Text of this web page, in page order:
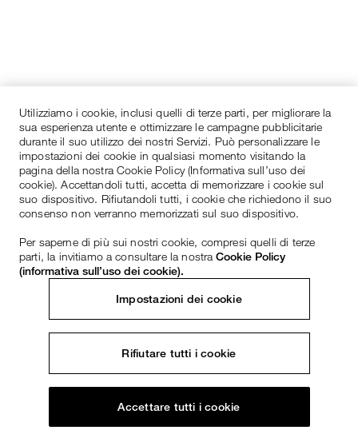
Utilizziamo i cookie, inclusi quelli di terze parti, per migliorare la
sua esperienza utente e ottimizzare le campagne pubblicitarie
durante il suo utilizzo dei nostri Servizi. Può personalizzare le
impostazioni dei cookie in qualsiasi momento visitando la
pagina della nostra Cookie Policy (Informativa sull’uso dei
cookie). Accettandoli tutti, accetta di memorizzare i cookie sul
suo dispositivo. Rifiutandoli tutti, i cookie che richiedono il suo
consenso non verranno memorizzati sul suo dispositivo.
Per saperne di più sui nostri cookie, compresi quelli di terze
parti, la invitiamo a consultare la nostraCookie Policy
(informativa sull’uso dei cookie).
Impostazioni dei cookie
Rifiutare tutti i cookie
Accettare tutti i cookie